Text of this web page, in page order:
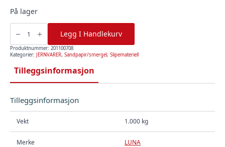
På lager
Slipebånd
65x410
K40,
Luna
antall
Legg I Handlekurv
Produktnummer: 201100708
Kategorier: JERNVARER, Sandpapir/smergel, Slipemateriell
Tilleggsinformasjon
Tilleggsinformasjon
Vekt 1.000 kg
Merke LUNA